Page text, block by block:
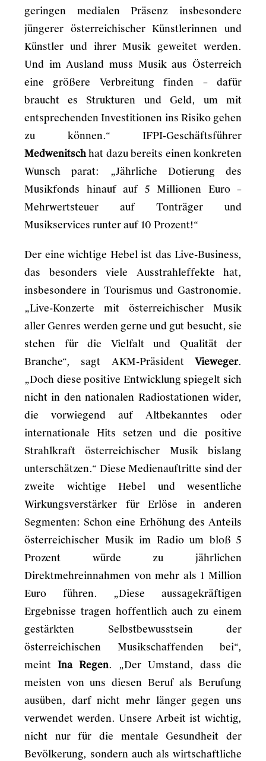
geringen medialen Präsenz insbesondere
jüngerer österreichischer Künstlerinnen und
Künstler und ihrer Musik geweitet werden.
Und im Ausland muss Musik aus Österreich
eine größere Verbreitung finden – dafür
braucht es Strukturen und Geld, um mit
entsprechenden Investitionen ins Risiko gehen
zu können.“ IFPI-Geschäftsführer
Medwenitschhat dazu bereits einen konkreten
Wunsch parat: „Jährliche Dotierung des
Musikfonds hinauf auf 5 Millionen Euro –
Mehrwertsteuer auf Tonträger und
Musikservices runter auf 10 Prozent!“
Der eine wichtige Hebel ist das Live-Business,
das besonders viele Ausstrahleffekte hat,
insbesondere in Tourismus und Gastronomie.
„Live-Konzerte mit österreichischer Musik
aller Genres werden gerne und gut besucht, sie
stehen für die Vielfalt und Qualität der
Branche“, sagt AKM-Präsident Vieweger.
„Doch diese positive Entwicklung spiegelt sich
nicht in den nationalen Radiostationen wider,
die vorwiegend auf Altbekanntes oder
internationale Hits setzen und die positive
Strahlkraft österreichischer Musik bislang
unterschätzen.“ Diese Medienauftritte sind der
zweite wichtige Hebel und wesentliche
Wirkungsverstärker für Erlöse in anderen
Segmenten: Schon eine Erhöhung des Anteils
österreichischer Musik im Radio um bloß 5
Prozent würde zu jährlichen
Direktmehreinnahmen von mehr als 1 Million
Euro führen. „Diese aussagekräftigen
Ergebnisse tragen hoffentlich auch zu einem
gestärkten Selbstbewusstsein der
österreichischen Musikschaffenden bei“,
meint Ina Regen. „Der Umstand, dass die
meisten von uns diesen Beruf als Berufung
ausüben, darf nicht mehr länger gegen uns
verwendet werden. Unsere Arbeit ist wichtig,
nicht nur für die mentale Gesundheit der
Bevölkerung, sondern auch als wirtschaftliche